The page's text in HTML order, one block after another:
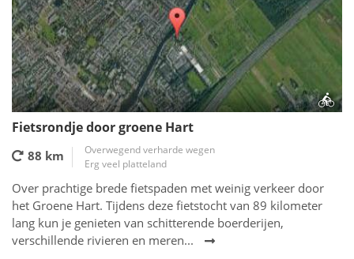
Fietsrondje door groene Hart
88 km
Overwegend verharde wegen
Erg veel platteland
Over prachtige brede fietspaden met weinig verkeer door
het Groene Hart. Tijdens deze fietstocht van 89 kilometer
lang kun je genieten van schitterende boerderijen,
verschillende rivieren en meren...